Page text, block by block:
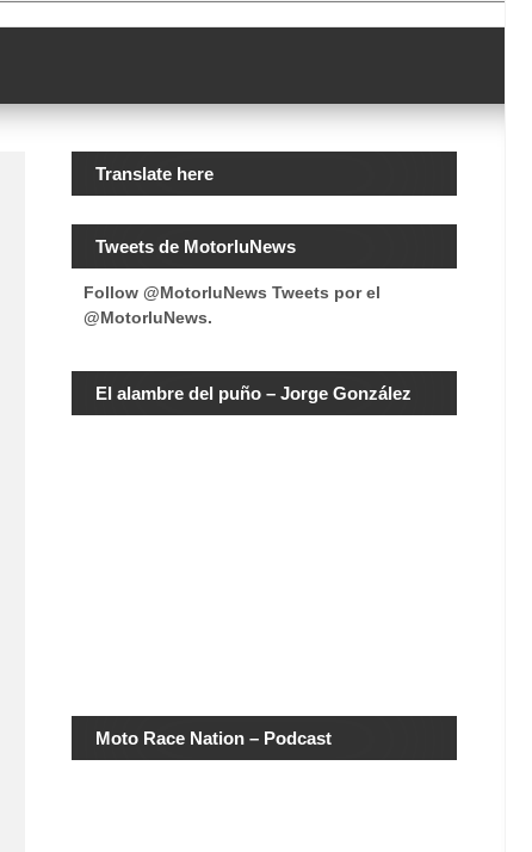
Translate here
Tweets de MotorluNews
Follow @MotorluNews Tweets por el
@MotorluNews.
El alambre del puño – Jorge González
Moto Race Nation – Podcast